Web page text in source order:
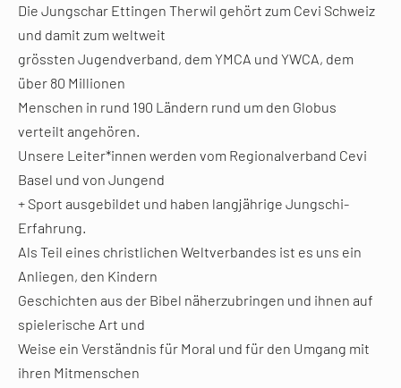
Die Jungschar Ettingen Therwil gehört zum Cevi Schweiz
und damit zum weltweit
grössten Jugendverband, dem YMCA und YWCA, dem
über 80 Millionen
Menschen in rund 190 Ländern rund um den Globus
verteilt angehören.
Unsere Leiter*innen werden vom Regionalverband Cevi
Basel und von Jungend
+ Sport ausgebildet und haben langjährige Jungschi-
Erfahrung.
Als Teil eines christlichen Weltverbandes ist es uns ein
Anliegen, den Kindern
Geschichten aus der Bibel näherzubringen und ihnen auf
spielerische Art und
Weise ein Verständnis für Moral und für den Umgang mit
ihren Mitmenschen